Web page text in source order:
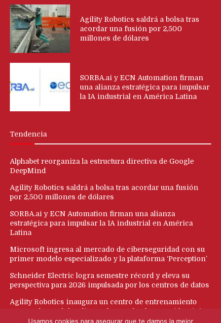
Agility Robotics saldrá a bolsa tras
acordar una fusión por 2,500
millones de dólares
SORBA.ai y ECN Automation firman
una alianza estratégica para impulsar
la IA industrial en América Latina
Tendencia
Alphabet reorganiza la estructura directiva de Google
DeepMind
Agility Robotics saldrá a bolsa tras acordar una fusión
por 2,500 millones de dólares
SORBA.ai y ECN Automation firman una alianza
estratégica para impulsar la IA industrial en América
Latina
Microsoft ingresa al mercado de ciberseguridad con su
primer modelo especializado y la plataforma ‘Perception’
Schneider Electric logra semestre récord y eleva su
perspectiva para 2026 impulsada por los centros de datos
Agility Robotics inaugura un centro de entrenamiento
para acelerar el despliegue de su robot humanoide Digit
Usamos cookies para asegurar que te damos la mejor